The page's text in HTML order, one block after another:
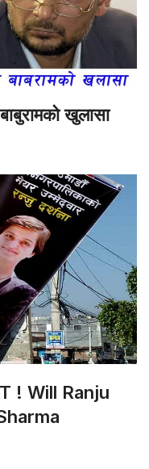
खुलासा
! Will Ranju